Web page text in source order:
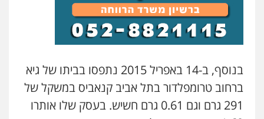
בנוסף, ב-14 באפריל 2015 נתפסו בביתו של גיא
ברחוב טרומפלדור בתל אביב קנאביס במשקל של
291 גרם וגם 0.61 גרם חשיש. בעסק שלו אותרו